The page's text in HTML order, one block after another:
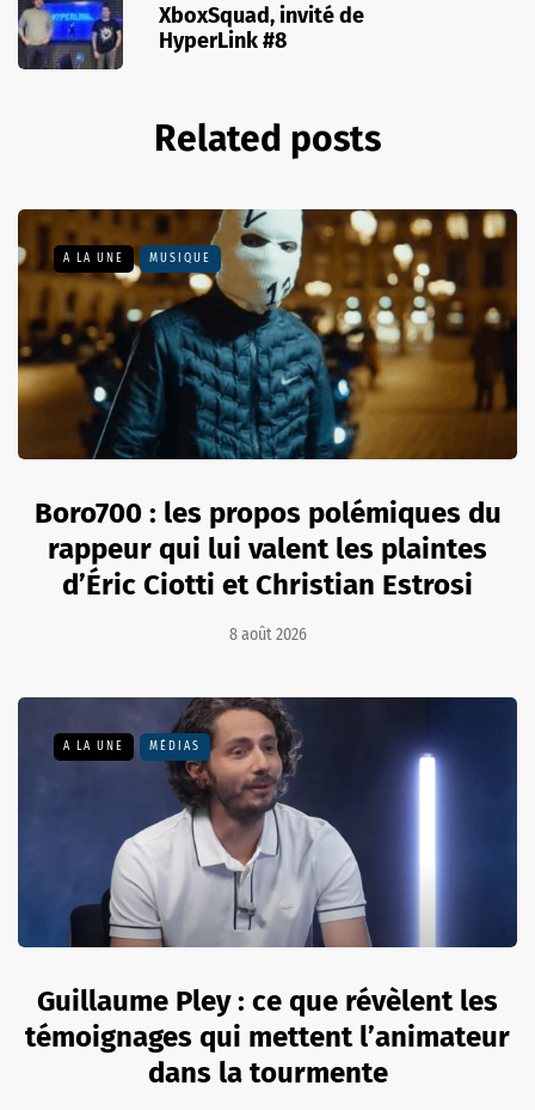
XboxSquad, invité de
HyperLink #8
Related posts
A LA UNE MUSIQUE
Boro700 : les propos polémiques du
rappeur qui lui valent les plaintes
d’Éric Ciotti et Christian Estrosi
8 août 2026
A LA UNE MÉDIAS
Guillaume Pley : ce que révèlent les
témoignages qui mettent l’animateur
dans la tourmente